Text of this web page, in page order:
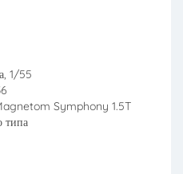
1/55
Symphony 1.5T
типа